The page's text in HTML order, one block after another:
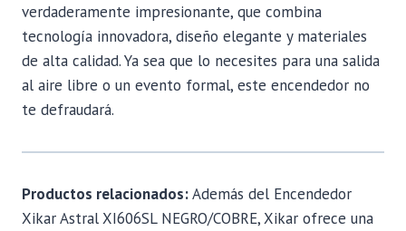
verdaderamente impresionante, que combina
tecnología innovadora, diseño elegante y materiales
de alta calidad. Ya sea que lo necesites para una salida
al aire libre o un evento formal, este encendedor no
te defraudará.
Productos relacionados:Además del Encendedor
Xikar Astral XI606SL NEGRO/COBRE, Xikar ofrece una